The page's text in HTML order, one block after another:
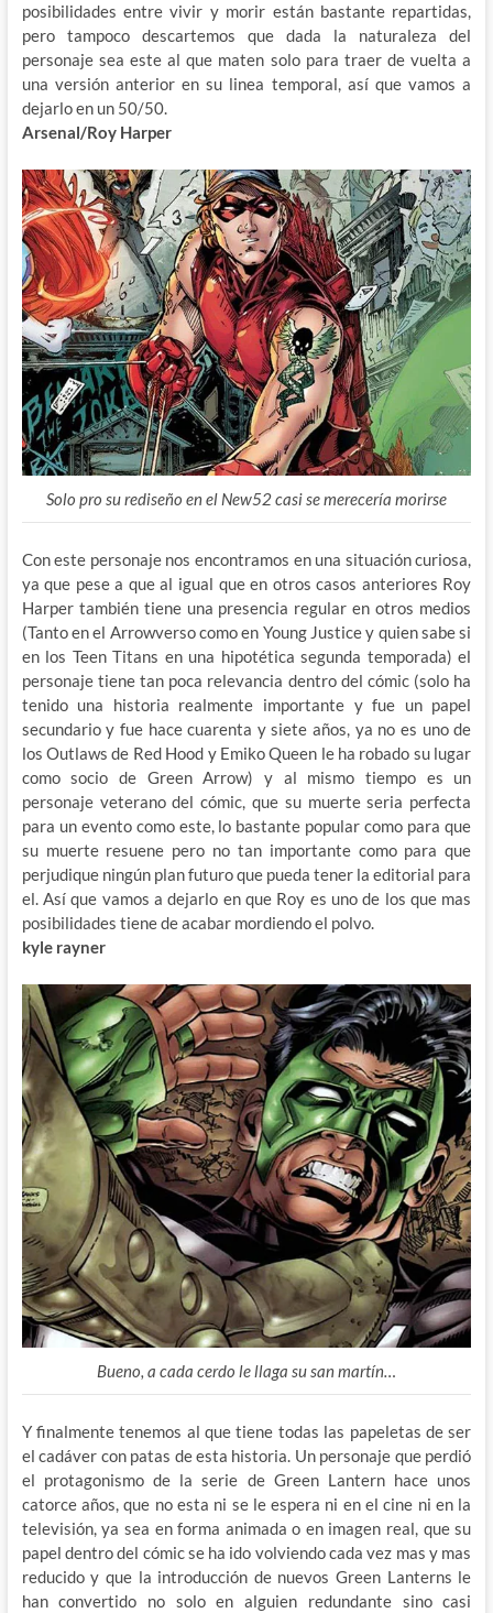
posibilidades entre vivir y morir están bastante repartidas,
pero tampoco descartemos que dada la naturaleza del
personaje sea este al que maten solo para traer de vuelta a
una versión anterior en su linea temporal, así que vamos a
dejarlo en un 50/50.
Arsenal/Roy Harper
Solo pro su rediseño en el New52 casi se merecería morirse
Con este personaje nos encontramos en una situación curiosa,
ya que pese a que al igual que en otros casos anteriores Roy
Harper también tiene una presencia regular en otros medios
(Tanto en el Arrowverso como en Young Justice y quien sabe si
en los Teen Titans en una hipotética segunda temporada) el
personaje tiene tan poca relevancia dentro del cómic (solo ha
tenido una historia realmente importante y fue un papel
secundario y fue hace cuarenta y siete años, ya no es uno de
los Outlaws de Red Hood y Emiko Queen le ha robado su lugar
como socio de Green Arrow) y al mismo tiempo es un
personaje veterano del cómic, que su muerte seria perfecta
para un evento como este, lo bastante popular como para que
su muerte resuene pero no tan importante como para que
perjudique ningún plan futuro que pueda tener la editorial para
el. Así que vamos a dejarlo en que Roy es uno de los que mas
posibilidades tiene de acabar mordiendo el polvo.
kyle rayner
Bueno, a cada cerdo le llaga su san martín…
Y finalmente tenemos al que tiene todas las papeletas de ser
el cadáver con patas de esta historia. Un personaje que perdió
el protagonismo de la serie de Green Lantern hace unos
catorce años, que no esta ni se le espera ni en el cine ni en la
televisión, ya sea en forma animada o en imagen real, que su
papel dentro del cómic se ha ido volviendo cada vez mas y mas
reducido y que la introducción de nuevos Green Lanterns le
han convertido no solo en alguien redundante sino casi